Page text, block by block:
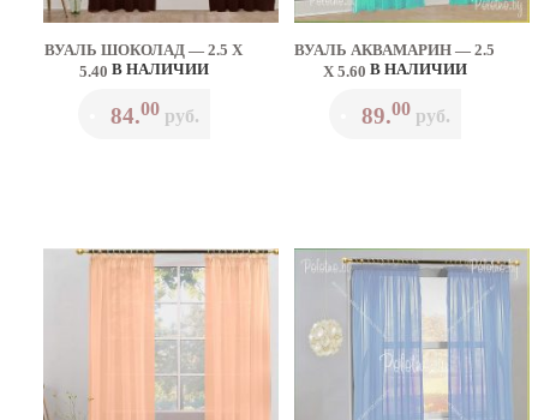
ВУАЛЬ ШОКОЛАД — 2.5 Х
5.40 В НАЛИЧИИ
84.00руб.
ВУАЛЬ АКВАМАРИН — 2.5
Х 5.60 В НАЛИЧИИ
89.00руб.